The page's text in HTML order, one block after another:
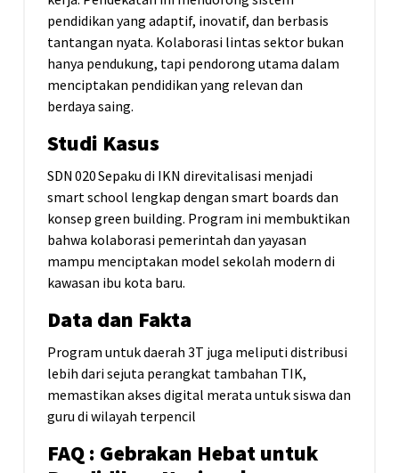
pendidikan yang adaptif, inovatif, dan berbasis
tantangan nyata. Kolaborasi lintas sektor bukan
hanya pendukung, tapi pendorong utama dalam
menciptakan pendidikan yang relevan dan
berdaya saing.
Studi Kasus
SDN 020 Sepaku di IKN direvitalisasi menjadi
smart school lengkap dengan smart boards dan
konsep green building. Program ini membuktikan
bahwa kolaborasi pemerintah dan yayasan
mampu menciptakan model sekolah modern di
kawasan ibu kota baru.
Data dan Fakta
Program untuk daerah 3T juga meliputi distribusi
lebih dari sejuta perangkat tambahan TIK,
memastikan akses digital merata untuk siswa dan
guru di wilayah terpencil
FAQ : Gebrakan Hebat untuk